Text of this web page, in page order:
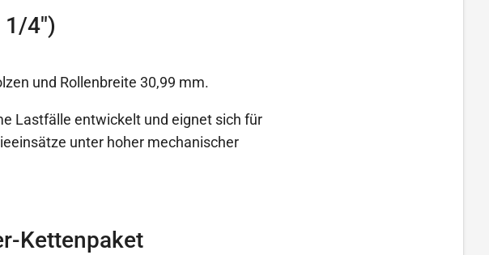
4″)
und Rollenbreite 30,99 mm.
Lastfälle entwickelt und eignet sich für
unter hoher mechanischer
Kettenpaket